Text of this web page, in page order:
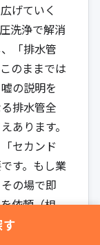
げていく
洗浄で解消
「排水管
のままでは
の説明を
排水管全
あります。
セカンド
す。もし業
の場で即
依頼（相
同じ状況